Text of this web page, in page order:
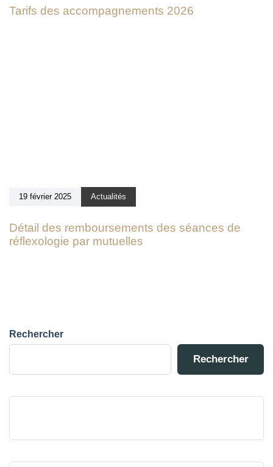
Tarifs des accompagnements 2026
19 février 2025 Actualités
Détail des remboursements des séances de
réflexologie par mutuelles
Rechercher
Rechercher